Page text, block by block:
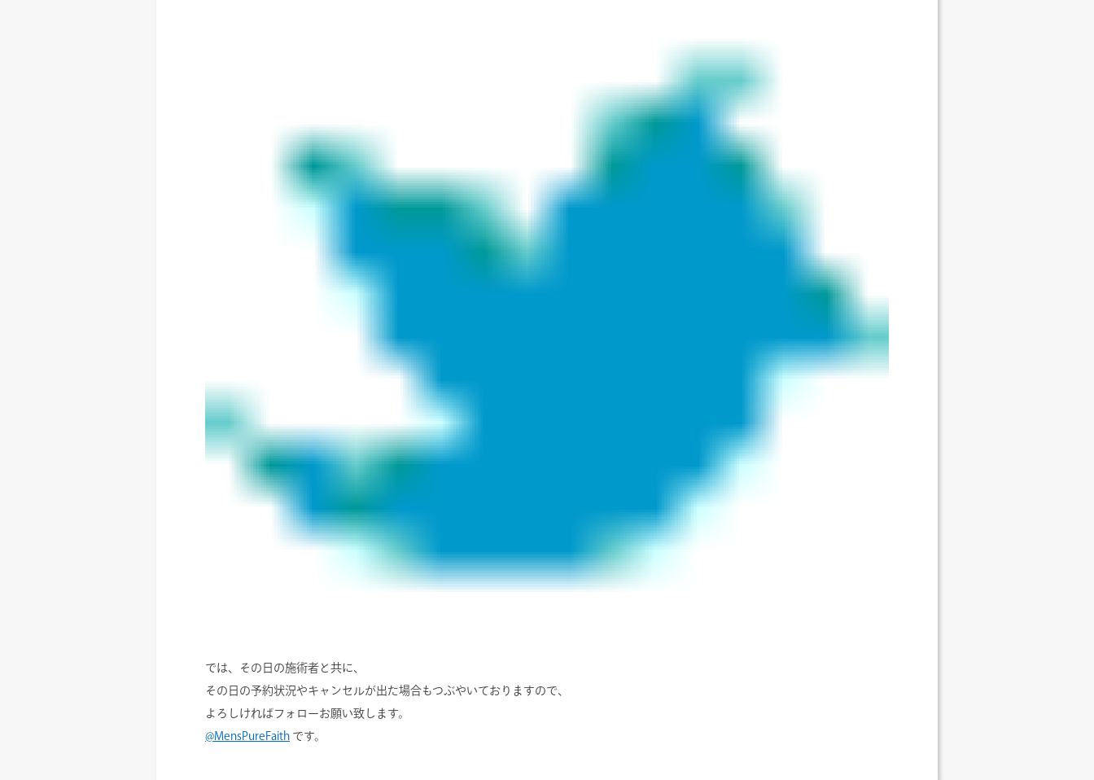
では、その日の施術者と共に、
その日の予約状況やキャンセルが出た場合もつぶやいておりますので、
よろしければフォローお願い致します。
@MensPureFaith です。